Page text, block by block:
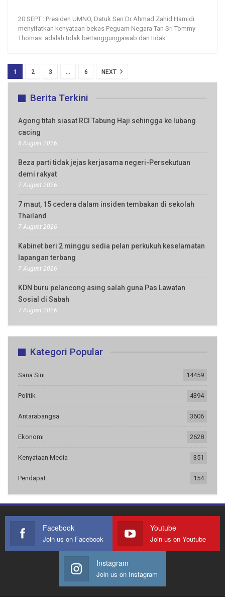
20 SEPT : Presiden UMNO, Datuk Seri Dr Ahmad Zahid Hamidi
menyifatkan kenyataan bekas Peguam Negara Tan Sri Tommy
Thomas adalah tidak bertanggungjawab dan tidak…
1 2 3 … 6 NEXT
Berita Terkini
Agong titah siasat RCI Tabung Haji sehingga ke lubang
cacing
8 August 2026
Beza parti tidak jejas kerjasama negeri-Persekutuan
demi rakyat
7 August 2026
7 maut, 15 cedera dalam insiden tembakan di sekolah
Thailand
7 August 2026
Kabinet beri 2 minggu sedia pelan perkukuh keselamatan
lapangan terbang
7 August 2026
KDN buru pelancong asing salah guna Pas Lawatan
Sosial di Sabah
7 August 2026
Kategori Popular
Sana Sini 14459
Politik 4394
Antarabangsa 3606
Ekonomi 2628
Kenyataan Media 351
Pendapat 154
Facebook
Join us on Facebook
Youtube
Join us on Youtube
Instagram
Join us on Instagram